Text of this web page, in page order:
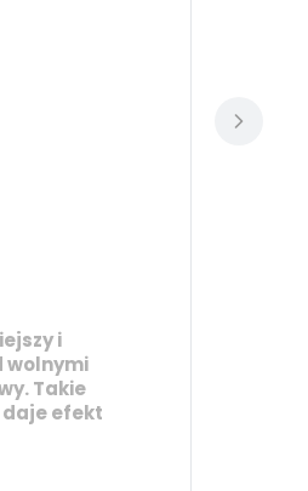
i
wolnymi
Takie
daje efekt